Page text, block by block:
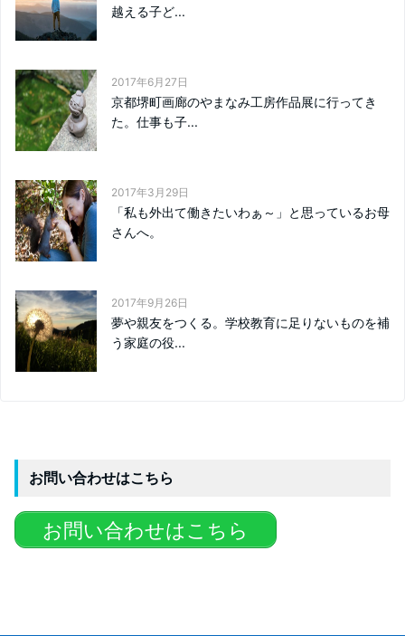
越える子ど...
2017年6月27日
京都堺町画廊のやまなみ工房作品展に行ってき
た。仕事も子...
2017年3月29日
「私も外出て働きたいわぁ～」と思っているお母
さんへ。
2017年9月26日
夢や親友をつくる。学校教育に足りないものを補
う家庭の役...
お問い合わせはこちら
お問い合わせはこちら